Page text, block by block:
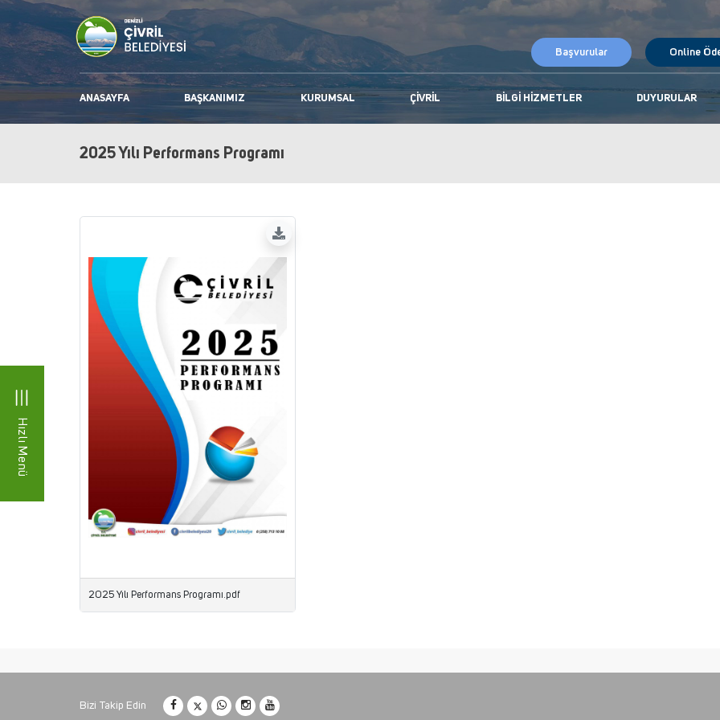
Hızlı Menü
Başvurular Online
ANASAYFA BAŞKANIMIZ KURUMSAL ÇIVRIL BILGI HIZMETLER DUYURULAR
2025 Yılı Performans Programı
2025 Yılı Performans Programı.pdf
Bizi Takip Edin